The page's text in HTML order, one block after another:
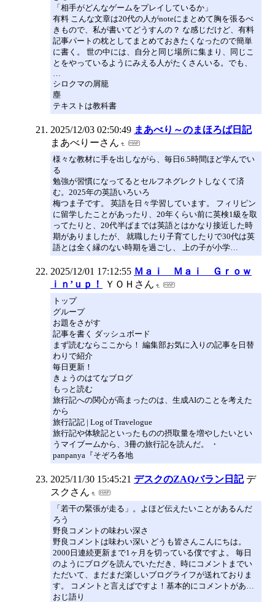
「相手がどんなゲームをプレイしているか」
有料 こんな文章は20代の人がnoteにまとめて胸を張るべ
きもので、私が書いてどうすんの？ な感じだけど、有料
記事パートの枕としてまとめておきたくなったので簡単
に書く。 世の中には、自分と同じ場所に集まり、同じこ
とをやっているようにみえる人がたくさんいる。でも、
シロクマの屑籠
塵
テキストは教科書
2025/12/03 02:50:49 まあべり～のまほろば日記
まあべりーさん
様々な教材に手を出しながら、毎日6.5時間ほど学んでい
る
勉強が習慣になってるとセルフネグレクトしなくて済
む。2025年の英語いろいろ
梅つま子です。 英語を日々学習しています。 フィリピン
に留学したことがあったり、20年くらい前に英検1級を取
ってたりと、20代半ばまでは英語とはかなり接近した時
期がありましたが、 就職したり子育てしたりで30代は英
語とは全く縁のない時期を過ごし、 上の子が小学…
2025/12/01 17:12:55 Ｍａｉ Ｍａｉ Ｇｒｏｗ
ｉｎ’ｕｐ！
ＹＯＨさん
トップ
グループ
お題をさがす
記事を書く ダッシュボード
まず読むならここから！ 編集部お気に入りの記事を日替
わりで紹介
毎日更新！
きょうのはてなブログ
もっと読む
旅行記への関心が高まったのは、生成AIのことを考えた
から
旅行記記 | Log of Travelogue
旅行記や体験記といったものの摂取量を増やしたいとい
うマイブームから、3冊の旅行記を読んだ。 ・
panpanya『そぞろ各地
2025/11/30 15:45:21 デスクのZAQバラン日記 デ
スクさん
「若干の緊張が走る」。よほど伝えたいことがあるんだ
ろう
野良コメントの味わい深さ
野良コメントは味わい深い どうも皆さんこんにちは。
2000日連続更新まで1ヶ月を切っている僕ですよ。 毎日
のようにブログを読んでいただき、時にコメントまでい
ただいて、まだまだ楽しいブログライフが送れておりま
す。 コメントと言えばですよ！基本的にコメントがあ…
おじ語り